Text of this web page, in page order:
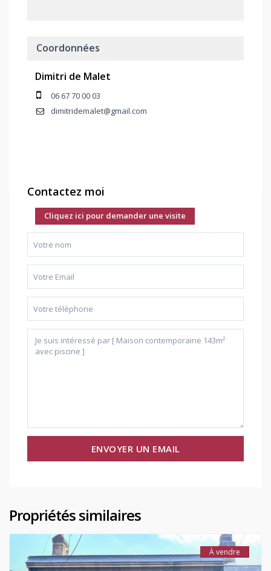
Coordonnées
Dimitri de Malet
06 67 70 00 03
dimitridemalet@gmail.com
Contactez moi
Cliquez ici pour demander une visite
Propriétés similaires
À vendre